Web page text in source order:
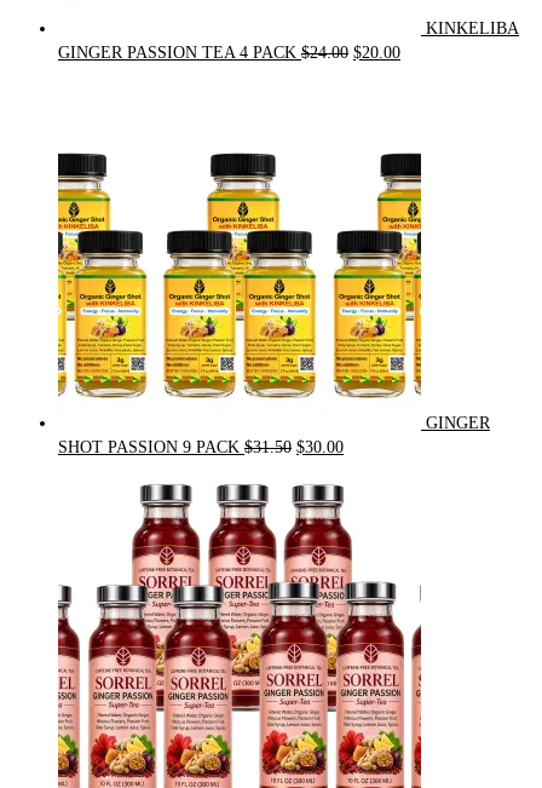
KINKELIBA
GINGER PASSION TEA 4 PACK $24.00 Original
$20.00Current
GINGER
SHOT PASSION 9 PACK $31.50 Original
$31.50.
$30.00Current